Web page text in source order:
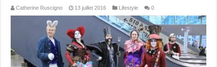
Catherine Ruscigno 13 juillet 2016 Lifestyle 0